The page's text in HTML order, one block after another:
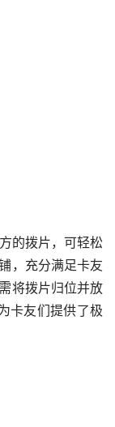
的拨片，可轻松
，充分满足卡友
将拨片归位并放
卡友们提供了极